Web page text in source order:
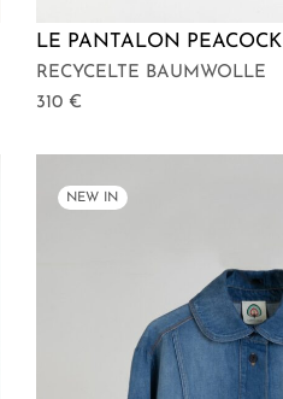
LE PANTALON PEACOCK
RECYCELTE BAUMWOLLE
310 €
NEW IN